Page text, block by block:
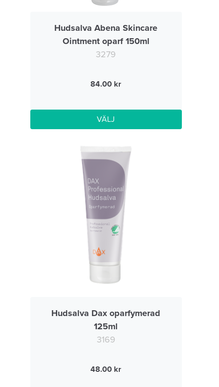
Hudsalva Abena Skincare
Ointment oparf 150ml
3279
84.00
VÄLJ
Hudsalva Dax oparfymerad
125ml
3169
48.00